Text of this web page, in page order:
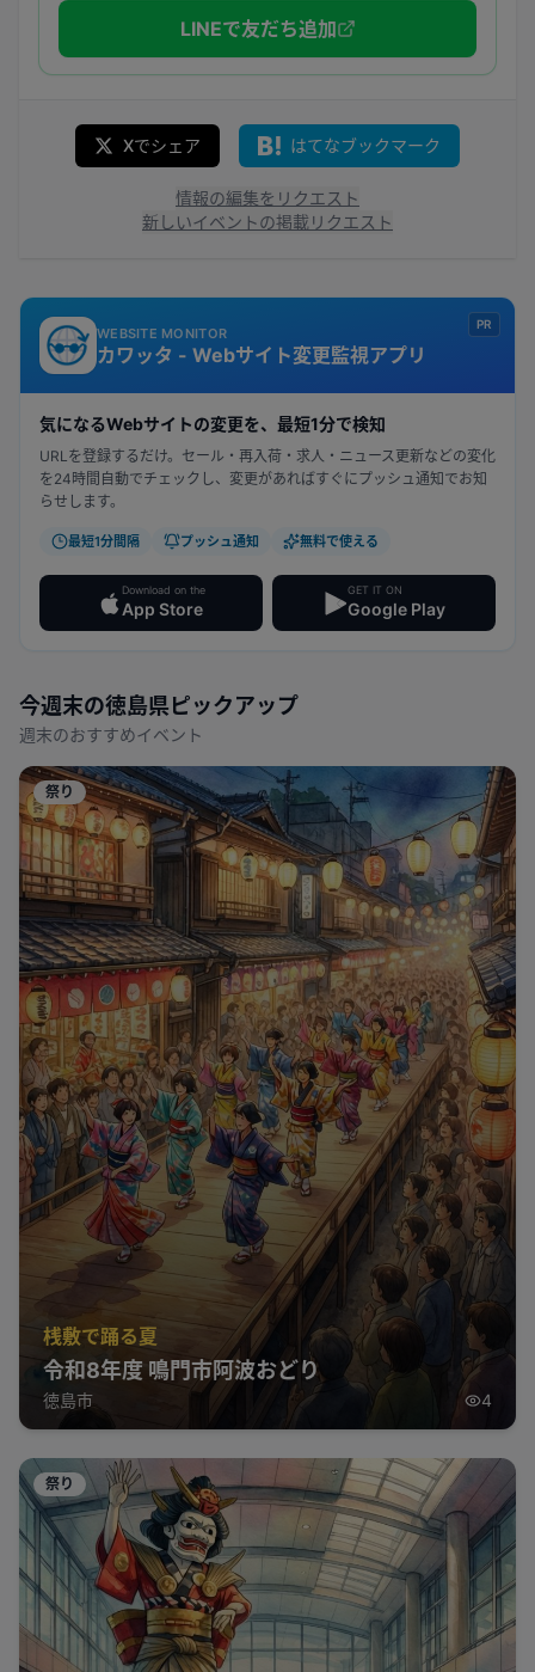
LINEで友だち追加
Xでシェア はてなブックマーク
情報の編集をリクエスト
新しいイベントの掲載リクエスト
PR
WEBSITE MONITOR
カワッタ - Webサイト変更監視アプリ
気になるWebサイトの変更を、最短1分で検知
URLを登録するだけ。セール・再入荷・求人・ニュース更新などの変化
を24時間自動でチェックし、変更があればすぐにプッシュ通知でお知
らせします。
最短1分間隔 プッシュ通知 無料で使える
Download on the
App Store
GET IT ON
Google Play
今週末の徳島県 ピックアップ
週末のおすすめイベント
祭り
桟敷で踊る夏
令和8年度 鳴門市阿波おどり
徳島市 4
祭り